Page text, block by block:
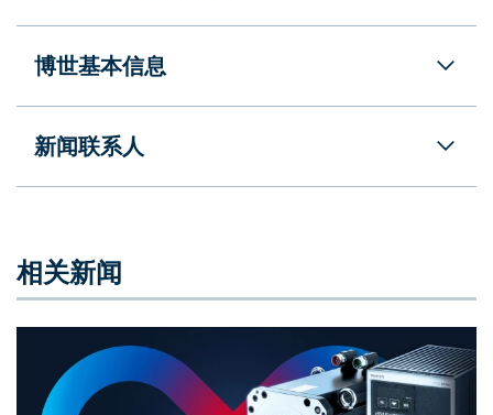
博世基本信息
新闻联系人
相关新闻